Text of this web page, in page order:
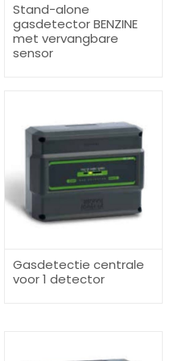
Stand-alone
gasdetector BENZINE
met vervangbare
sensor
Gasdetectie centrale
voor 1 detector